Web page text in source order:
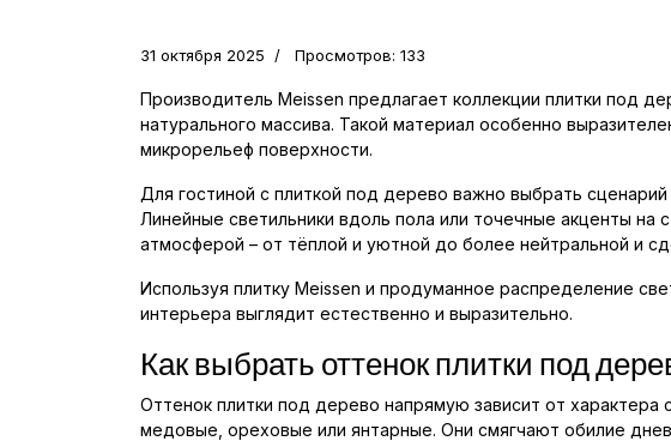
31 октября 2025 Просмотров: 133
Производитель Meissen предлагает коллекции плитки под
натурального массива. Такой материал особенно
микрорельеф поверхности.
Для гостиной с плиткой под дерево важно выбрать
Линейные светильники вдоль пола или точечные акценты
атмосферой – от тёплой и уютной до более нейтральной и
Используя плитку Meissen и продуманное распределение
интерьера выглядит естественно и выразительно.
Как выбрать оттенок плитки под
Оттенок плитки под дерево напрямую зависит от
медовые, ореховые или янтарные. Они смягчают обилие